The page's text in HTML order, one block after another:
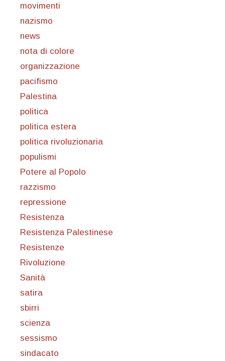
movimenti
nazismo
news
nota di colore
organizzazione
pacifismo
Palestina
politica
politica estera
politica rivoluzionaria
populismi
Potere al Popolo
razzismo
repressione
Resistenza
Resistenza Palestinese
Resistenze
Rivoluzione
Sanità
satira
sbirri
scienza
sessismo
sindacato